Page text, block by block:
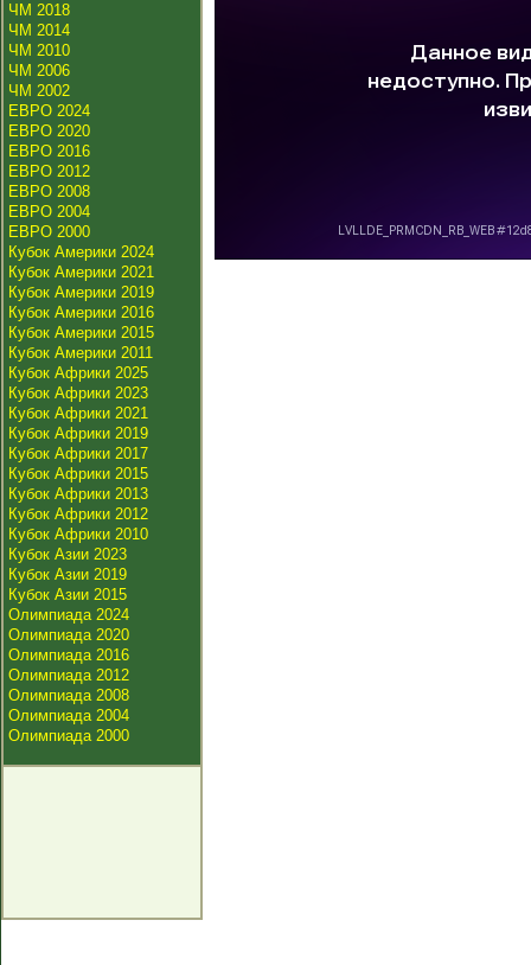
ЧМ 2018
ЧМ 2014
ЧМ 2010
ЧМ 2006
ЧМ 2002
ЕВРО 2024
ЕВРО 2020
ЕВРО 2016
ЕВРО 2012
ЕВРО 2008
ЕВРО 2004
ЕВРО 2000
Кубок Америки 2024
Кубок Америки 2021
Кубок Америки 2019
Кубок Америки 2016
Кубок Америки 2015
Кубок Америки 2011
Кубок Африки 2025
Кубок Африки 2023
Кубок Африки 2021
Кубок Африки 2019
Кубок Африки 2017
Кубок Африки 2015
Кубок Африки 2013
Кубок Африки 2012
Кубок Африки 2010
Кубок Азии 2023
Кубок Азии 2019
Кубок Азии 2015
Олимпиада 2024
Олимпиада 2020
Олимпиада 2016
Олимпиада 2012
Олимпиада 2008
Олимпиада 2004
Олимпиада 2000